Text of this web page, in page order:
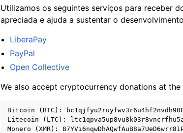
Utilizamos os seguintes serviços para receber
apreciada e ajuda a sustentar o
LiberaPay
PayPal
Open Collective
We also accept cryptocurrency donations at
Bitcoin (BTC):
Litecoin (LTC):